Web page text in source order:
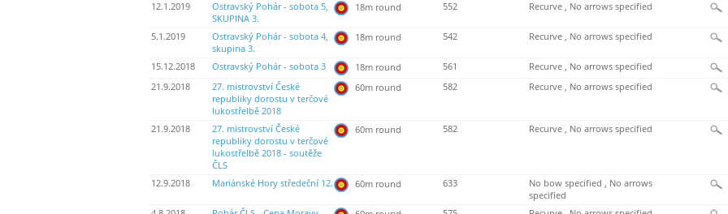
12.1.2019
Ostravský Pohár - sobota 5,
SKUPINA 3.
18m round 552 Recurve , No arrows specified
5.1.2019
Ostravský Pohár - sobota 4,
skupina 3.
18m round 542 Recurve , No arrows specified
15.12.2018 Ostravský Pohár - sobota 3 18m round 561
Recurve , No arrows specified
21.9.2018
27. mistrovství České
republiky dorostu v terčové
lukostřelbě 2018
60m round 582 Recurve , No arrows specified
21.9.2018
27. mistrovství České
republiky dorostu v terčové
lukostřelbě 2018 - soutěže
ČLS
60m round 582 Recurve , No arrows specified
12.9.2018 Mariánské Hory středeční 12. 60m round 633
No bow specified , No arrows
specified